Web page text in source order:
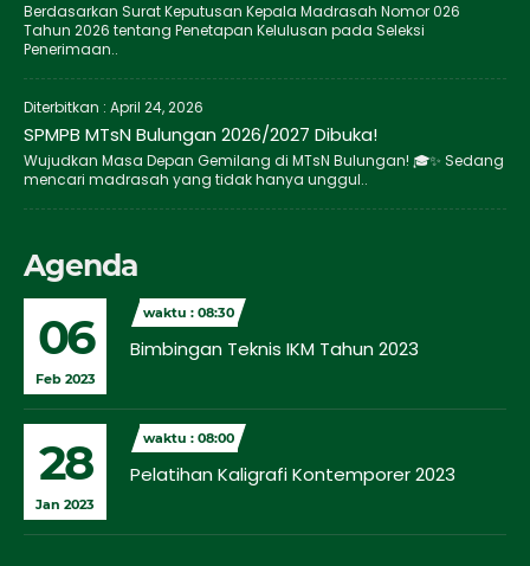
Berdasarkan Surat Keputusan Kepala Madrasah Nomor 026
Tahun 2026 tentang Penetapan Kelulusan pada Seleksi
Penerimaan..
Diterbitkan : April 24, 2026
SPMPB MTsN Bulungan 2026/2027 Dibuka!
Wujudkan Masa Depan Gemilang di MTsN Bulungan! 🎓✨ Sedang
mencari madrasah yang tidak hanya unggul..
Agenda
06
Feb 2023
waktu : 08:30
Bimbingan Teknis IKM Tahun 2023
28
Jan 2023
waktu : 08:00
Pelatihan Kaligrafi Kontemporer 2023